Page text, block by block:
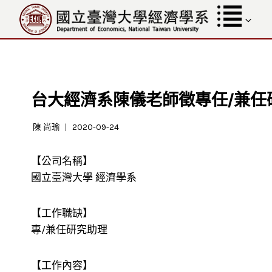
內
台大經濟系陳儀老師徵專任/兼任
陳 尚瑜 2020-09-24
【公司名稱】
國立臺灣大學 經濟學系
【工作職缺】
專/兼任研究助理
【工作內容】